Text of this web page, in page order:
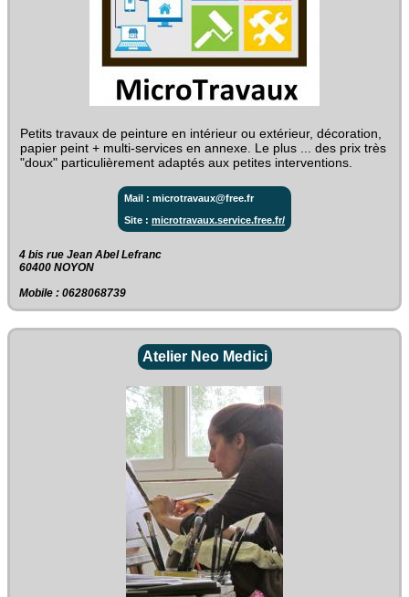
Petits travaux de peinture en intérieur ou extérieur, décoration,
papier peint + multi-services en annexe. Le plus ... des prix très
"doux" particulièrement adaptés aux petites interventions.
Mail : microtravaux@free.fr
Site : microtravaux.service.free.fr/
4 bis rue Jean Abel Lefranc‎
60400 NOYON
Mobile : 0628068739
Atelier Neo Medici